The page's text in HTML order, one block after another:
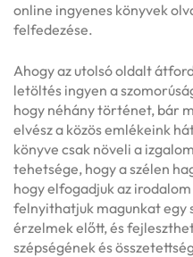
online ingyenes könyvek
felfedezése.
Ahogy az utolsó oldalt
letöltés ingyen a
hogy néhány történet, bár
elvész a közös emlékeink
könyve csak növeli a
tehetsége, hogy a szélen
hogy elfogadjuk az
felnyithatjuk magunkat egy
érzelmek előtt, és
szépségének és